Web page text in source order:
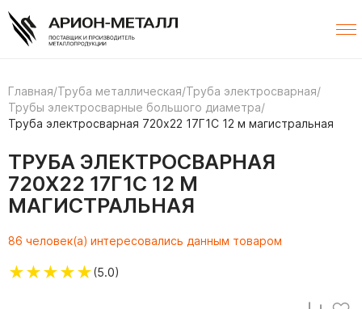
Главная/Труба металлическая/Труба электросварная/
Трубы электросварные большого диаметра/
Труба электросварная 720х22 17Г1С 12 м магистральная
ТРУБА ЭЛЕКТРОСВАРНАЯ
720Х22 17Г1С 12 М
МАГИСТРАЛЬНАЯ
86 человек(а) интересовались данным товаром
★★★★★(5.0)